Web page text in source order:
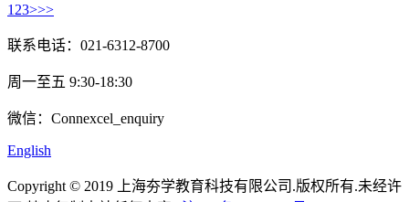
1 23>>>
联系电话：021-6312-8700
周一至五 9:30-18:30
微信：Connexcel_enquiry
English
Copyright © 2019 上海夯学教育科技有限公司.版权所有.未经许